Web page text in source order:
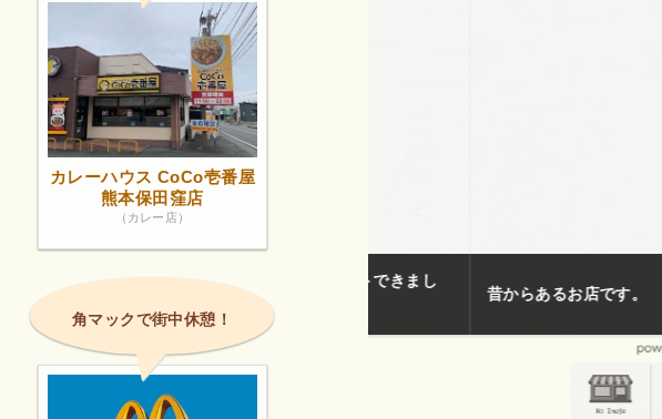
ど売り出しでたくさんお安くゲットできまし
保護されている場合があります。
昔からあるお店です。
カレーハウス CoCo壱番屋
熊本保田窪店
（カレー店）
角マックで街中休憩！